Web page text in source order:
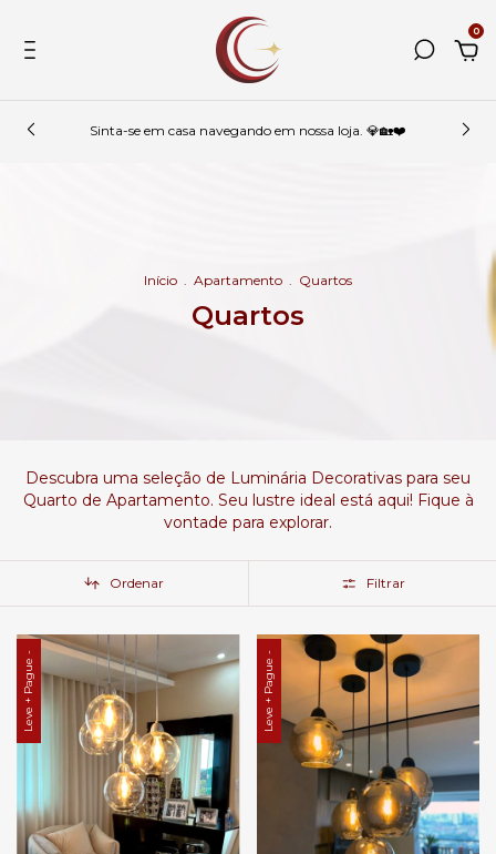
0
Sinta-se em casa navegando em nossa loja. 💎🏡❤️
Início . Apartamento . Quartos
Quartos
Descubra uma seleção de Luminária Decorativas para seu
Quarto de Apartamento. Seu lustre ideal está aqui! Fique à
vontade para explorar.
Ordenar Filtrar
Leve + Pague - Leve + Pague -